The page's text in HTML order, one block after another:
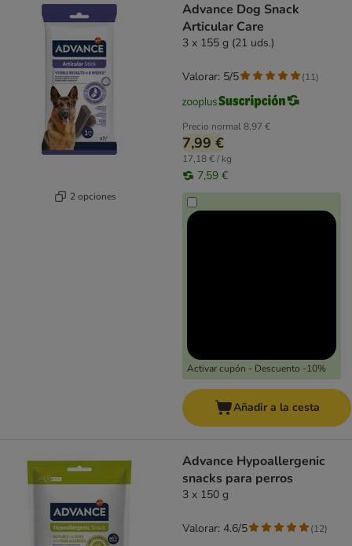
2 opciones
Advance Dog Snack
Articular Care
3 x 155 g (21 uds.)
Precio normal8,97 €
7,99 €
17,18 € / kg
7,59 €
Activar cupón - Descuento -10%
Valorar: 5/5 (11)
Añadir a la cesta
Advance Hypoallergenic
snacks para perros
3 x 150 g
Valorar: 4.6/5 (12)